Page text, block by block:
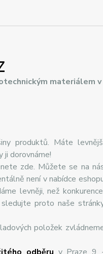
materiálem v
produktů. Máte
ji dorovnáme!
zde. Můžete se na
není v nabídce
levněji, než
proto naše
položek
odběru v Praze 9